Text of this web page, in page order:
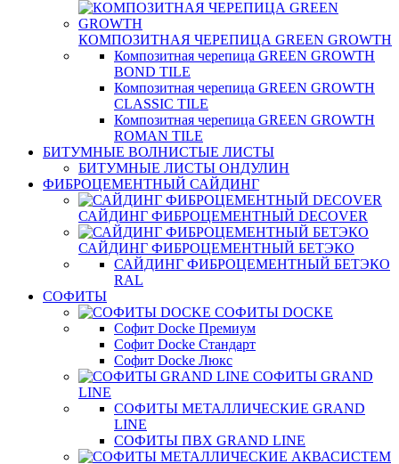
КОМПОЗИТНАЯ ЧЕРЕПИЦА GREEN GROWTH
Композитная черепица GREEN GROWTH
BOND TILE
Композитная черепица GREEN GROWTH
CLASSIC TILE
Композитная черепица GREEN GROWTH
ROMAN TILE
БИТУМНЫЕ ВОЛНИСТЫЕ ЛИСТЫ
БИТУМНЫЕ ЛИСТЫ ОНДУЛИН
ФИБРОЦЕМЕНТНЫЙ САЙДИНГ
САЙДИНГ ФИБРОЦЕМЕНТНЫЙ DECOVER
САЙДИНГ ФИБРОЦЕМЕНТНЫЙ БЕТЭКО
САЙДИНГ ФИБРОЦЕМЕНТНЫЙ БЕТЭКО
RAL
СОФИТЫ
СОФИТЫ DOCKE
Софит Docke Премиум
Софит Docke Стандарт
Софит Docke Люкс
СОФИТЫ GRAND
LINE
СОФИТЫ МЕТАЛЛИЧЕСКИЕ GRAND
LINE
СОФИТЫ ПВХ GRAND LINE